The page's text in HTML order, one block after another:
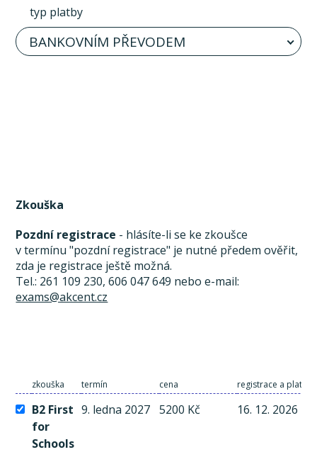
typ platby
BANKOVNÍM PŘEVODEM
Zkouška
Pozdní registrace - hlásíte-li se ke zkoušce
v termínu "pozdní registrace" je nutné předem ověřit,
zda je registrace ještě možná.
Tel.: 261 109 230, 606 047 649 nebo e-mail:
exams@akcent.cz
zkouška termín cena registrace a platba
B2 First
for
Schools
9. ledna 2027 5200 Kč 16. 12. 2026